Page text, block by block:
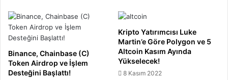
Binance, Chainbase (C)
Token Airdrop ve İşlem
Desteğini Başlattı!
Kripto Yatırımcısı Luke
Martin’e Göre Polygon ve 5
Altcoin Kasım Ayında
Yükselecek!
8 Kasım 2022